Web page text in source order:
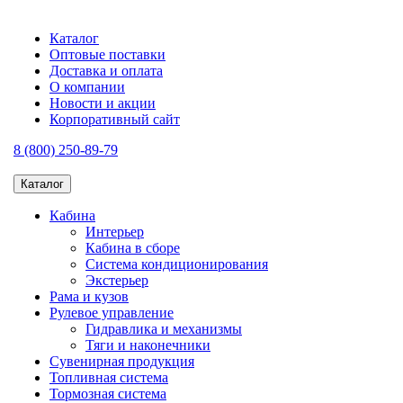
Каталог
Оптовые поставки
Доставка и оплата
О компании
Новости и акции
Корпоративный сайт
8 (800) 250-89-79
Каталог
Кабина
Интерьер
Кабина в сборе
Система кондиционирования
Экстерьер
Рама и кузов
Рулевое управление
Гидравлика и механизмы
Тяги и наконечники
Сувенирная продукция
Топливная система
Тормозная система